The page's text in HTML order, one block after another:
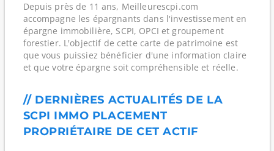
Depuis près de 11 ans, Meilleurescpi.com
accompagne les épargnants dans l'investissement en
épargne immobilière, SCPI, OPCI et groupement
forestier. L'objectif de cette carte de patrimoine est
que vous puissiez bénéficier d'une information claire
et que votre épargne soit compréhensible et réelle.
// DERNIÈRES ACTUALITÉS DE LA
SCPI IMMO PLACEMENT
PROPRIÉTAIRE DE CET ACTIF